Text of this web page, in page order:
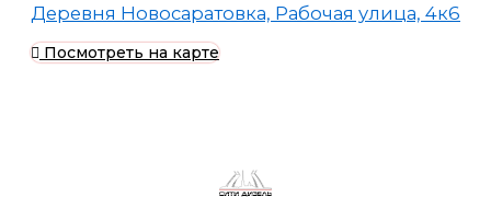
Деревня Новосаратовка, Рабочая улица, 4к6
Посмотреть на карте